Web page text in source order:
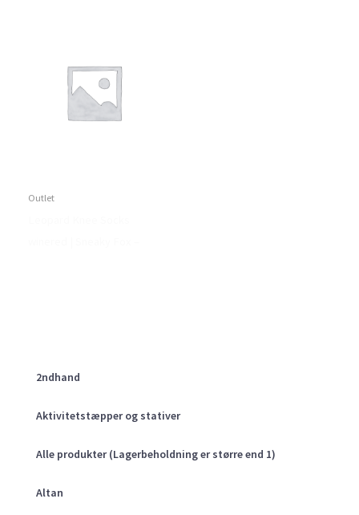
2ndhand
Aktivitetstæpper og stativer
Alle produkter (Lagerbeholdning er større end 1)
Altan
Outlet